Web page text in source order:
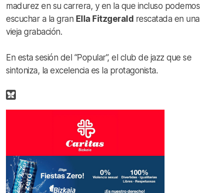
madurez en su carrera, y en la que incluso podemos
escuchar a la gran Ella Fitzgerald rescatada en una
vieja grabación.
En esta sesión del “Popular”, el club de jazz que se
sintoniza, la excelencia es la protagonista.